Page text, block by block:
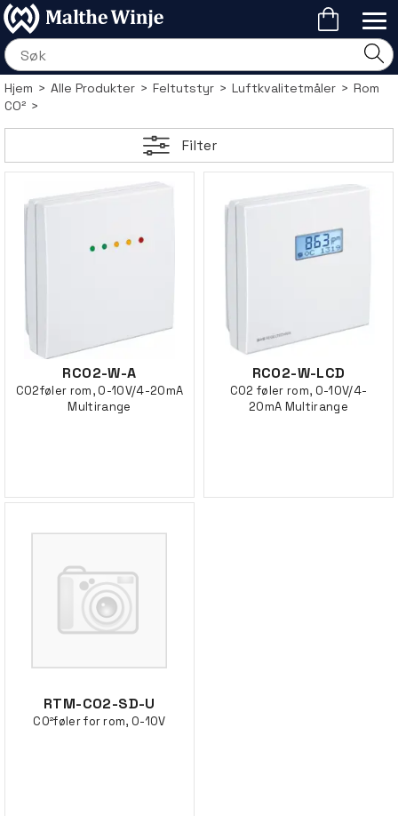
Hjem>Alle Produkter>Feltutstyr>Luftkvalitetmåler>Rom
CO²>
Filter
RCO2-W-A
CO2føler rom, 0-10V/4-20mA
Multirange
RCO2-W-LCD
CO2 føler rom, 0-10V/4-
20mA Multirange
RTM-CO2-SD-U
CO²føler for rom, 0-10V